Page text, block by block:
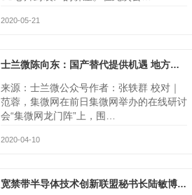
2020-05-21
士兰微陈向东：国产替代提供机遇 地方产业发展重在长远规划
来源：士兰微公众号作者：张轶群 校对｜
范蓉，集微网在前日集微网举办的在线研讨
会“集微网龙门阵”上，围…
2020-04-10
宽禁带半导体技术创新联盟秘书长陆敏博士：化合物半导体年轻活力，大有可为